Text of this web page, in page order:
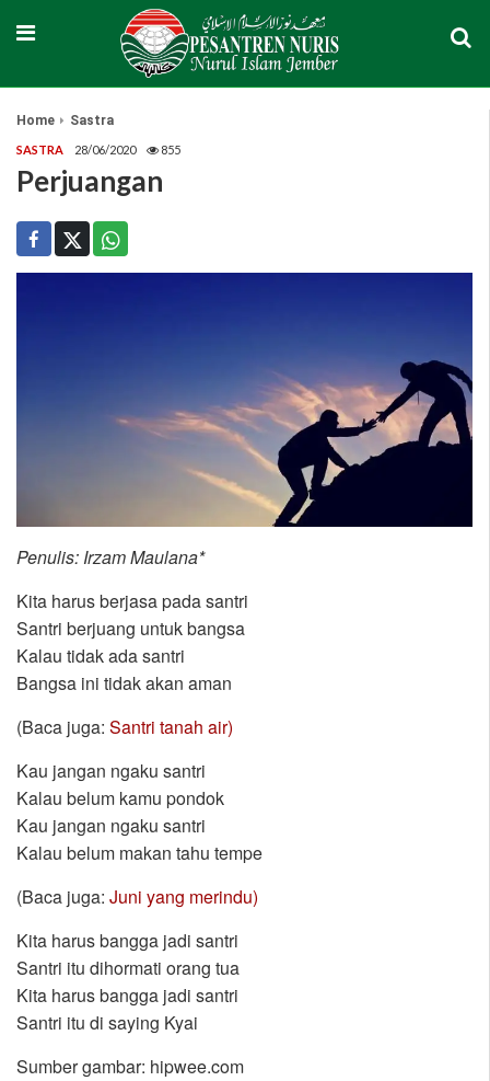
Home Sastra
SASTRA 28/06/2020 855
Perjuangan
Penulis: Irzam Maulana*
Kita harus berjasa pada santri
Santri berjuang untuk bangsa
Kalau tidak ada santri
Bangsa ini tidak akan aman
(Baca juga: Santri tanah air)
Kau jangan ngaku santri
Kalau belum kamu pondok
Kau jangan ngaku santri
Kalau belum makan tahu tempe
(Baca juga: Juni yang merindu)
Kita harus bangga jadi santri
Santri itu dihormati orang tua
Kita harus bangga jadi santri
Santri itu di saying Kyai
Sumber gambar: hipwee.com